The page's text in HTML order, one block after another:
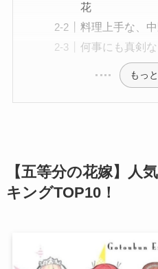
花
料理上手な、
何事にも真剣
もっ
【五等分の花嫁】人
キングTOP10！